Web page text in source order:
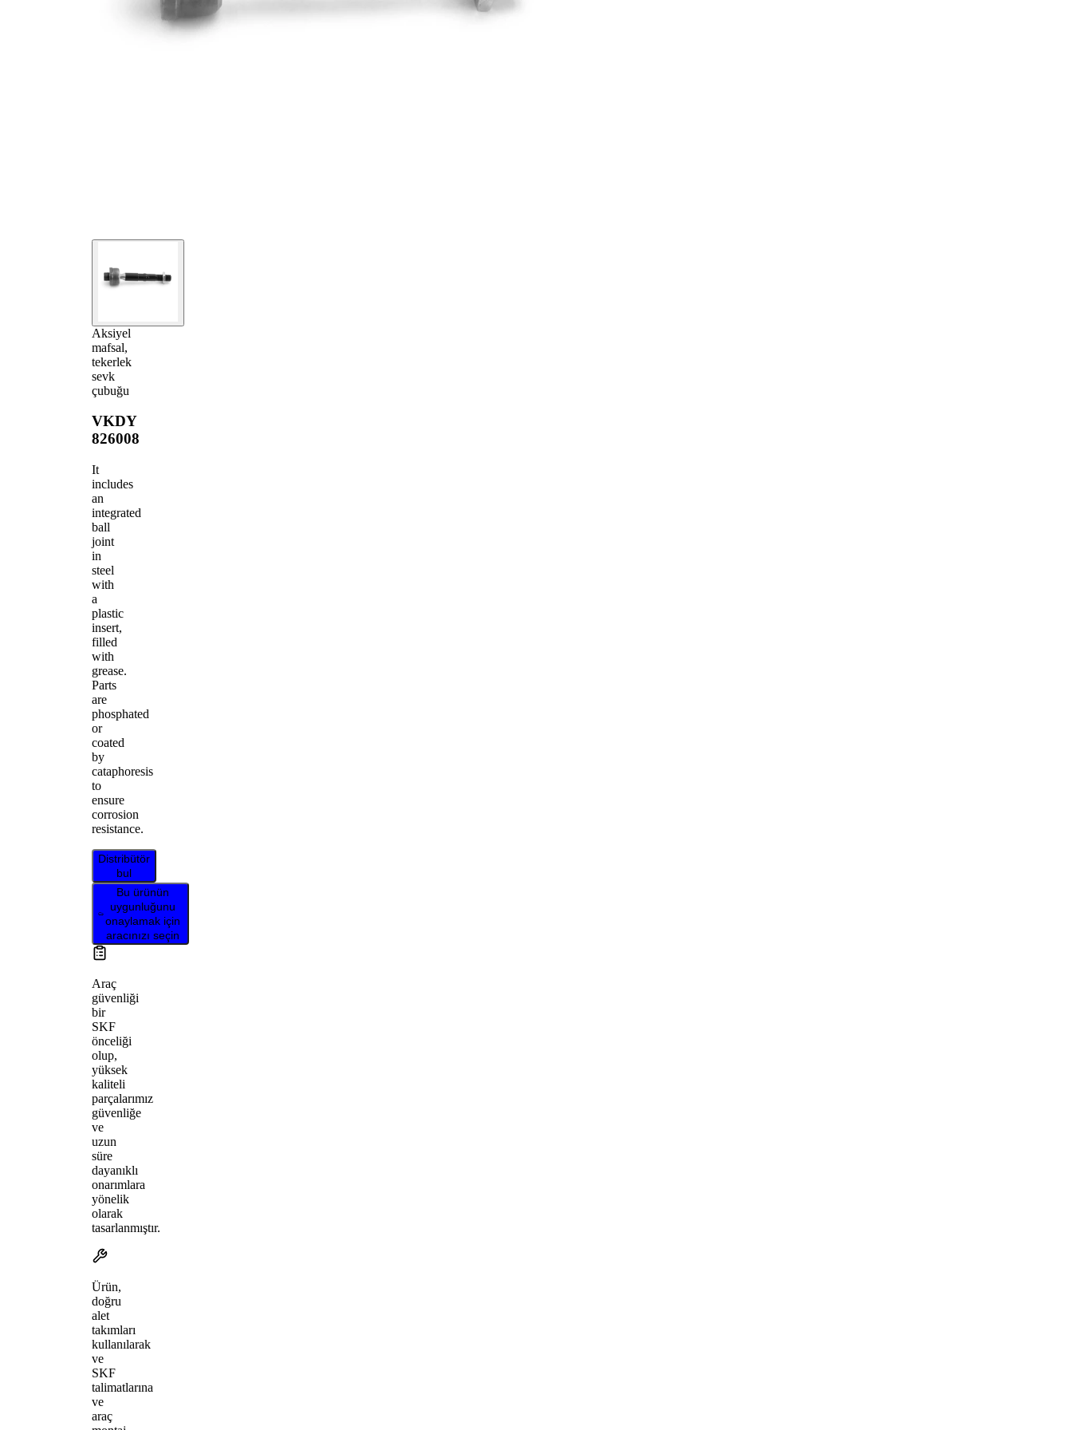
Aksiyel
mafsal,
tekerlek
sevk
çubuğu
VKDY
826008
It
includes
an
integrated
ball
joint
in
steel
with
a
plastic
insert,
filled
with
grease.
Parts
are
phosphated
or
coated
by
cataphoresis
to
ensure
corrosion
resistance.
Distribütör
bul
Bu ürünün
uygunluğunu
onaylamak için
aracınızı seçin
Araç
güvenliği
bir
SKF
önceliği
olup,
yüksek
kaliteli
parçalarımız
güvenliğe
ve
uzun
süre
dayanıklı
onarımlara
yönelik
olarak
tasarlanmıştır.
Ürün,
doğru
alet
takımları
kullanılarak
ve
SKF
talimatlarına
ve
araç